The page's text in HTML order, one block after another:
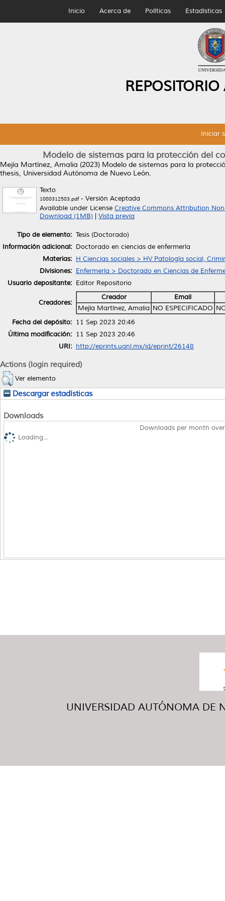
Inicio Acerca de Políticas Estadísticas
Iniciar
Modelo de sistemas para la protección del
Mejía Martínez, Amalia (2023) Modelo de sistemas para la
thesis, Universidad Autónoma de Nuevo León.
Texto
1080312583.pdf- Versión Aceptada
Available under License Creative Commons Attribution
Download (1MB)
Vista previa
Tipo de elemento: Tesis (Doctorado)
Información adicional: Doctorado en ciencias de enfermería
Materias: H Ciencias sociales > HV Patología social,
Divisiones: Enfermería > Doctorado en Ciencias de
Usuario depositante: Editor Repositorio
Creadores:
Creador
Email
Mejía Martínez, Amalia NO ESPECIFICADO
Fecha del depósito: 11 Sep 2023 20:46
Última modificación: 11 Sep 2023 20:46
URI: http://eprints.uanl.mx/id/eprint/26148
Actions (login required)
Ver elemento
Descargar estadísticas
Downloads
Downloads per month
Loading...
UNIVERSIDAD AUTÓNOMA DE